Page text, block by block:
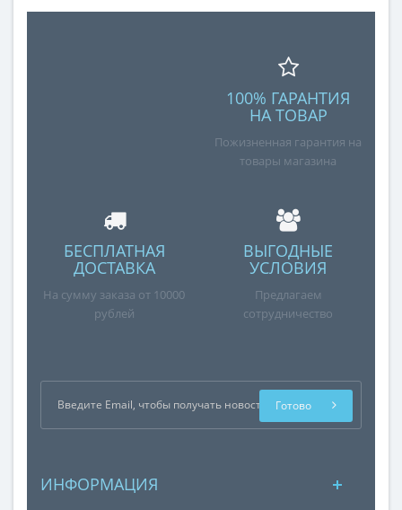
100% ГАРАНТИЯ
НА ТОВАР
Пожизненная гарантия на
товары магазина
БЕСПЛАТНАЯ
ДОСТАВКА
На сумму заказа от 10000
рублей
ВЫГОДНЫЕ
УСЛОВИЯ
Предлагаем
сотрудничество
Готово
ИНФОРМАЦИЯ